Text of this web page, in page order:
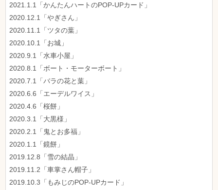
2021.1.1「かんたんハートのPOP-UPカード」
2020.12.1「やぎさん」
2020.11.1「ツタの葉」
2020.10.1「お城」
2020.9.1「水車小屋」
2020.8.1「ボート・モーターボート」
2020.7.1「バラの花と葉」
2020.6.6「エーデルワイス」
2020.4.6「桜餅」
2020.3.1「大黒様」
2020.2.1「鬼とお多福」
2020.1.1「鏡餅」
2019.12.8「雪の結晶」
2019.11.2「車掌さん帽子」
2019.10.3「もみじのPOP-UPカード」